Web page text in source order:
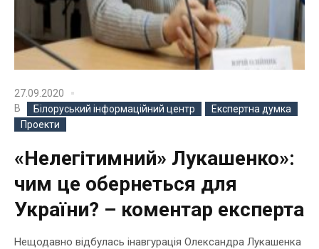
27.09.2020
В
Білоруський інформаційний центр
Експертна думка
Проекти
«Нелегітимний» Лукашенко»:
чим це обернеться для
України? – коментар експерта
Нещодавно відбулась інавгурація Олександра Лукашенка